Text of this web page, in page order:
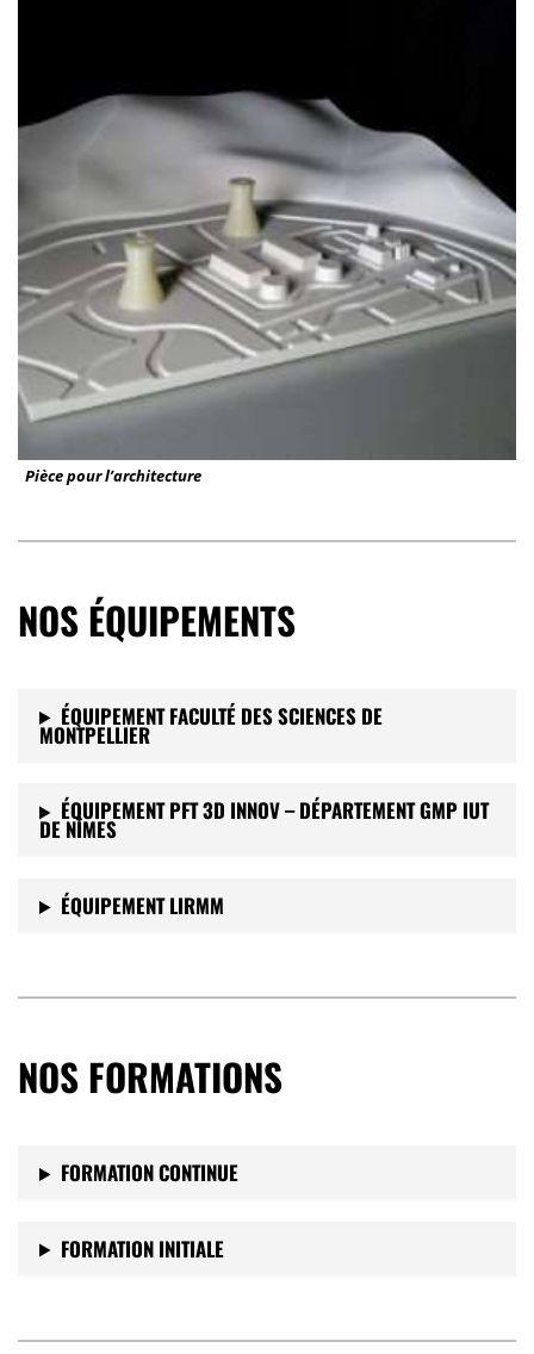
Pièce pour l’architecture
NOS ÉQUIPEMENTS
ÉQUIPEMENT FACULTÉ DES SCIENCES DE
MONTPELLIER
ÉQUIPEMENT PFT 3D INNOV – DÉPARTEMENT GMP IUT
DE NÎMES
ÉQUIPEMENT LIRMM
NOS FORMATIONS
FORMATION CONTINUE
FORMATION INITIALE